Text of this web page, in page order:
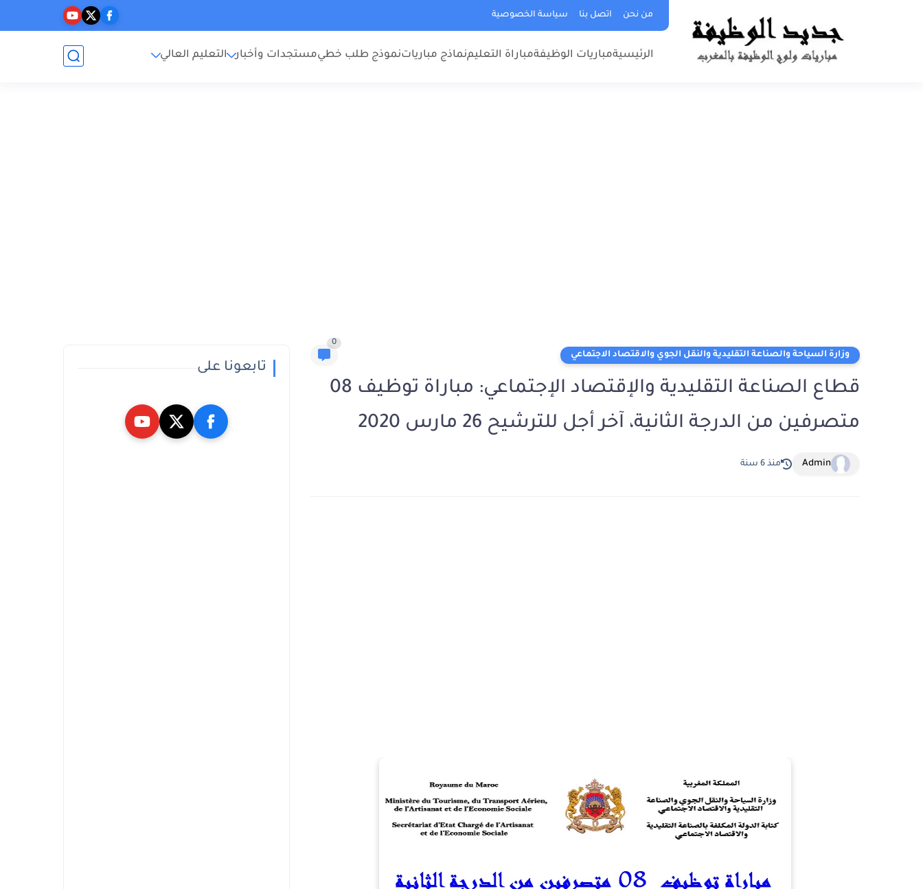
من نحن اتصل بنا سياسة الخصوصية
الرئيسيةمباريات الوظيفةمباراة التعليمنماذج مبارياتنموذج طلب خطيمستجدات وأخبار التعليم العالي
وزارة السياحة والصناعة التقليدية والنقل الجوي والاقتصاد الاجتماعي
0
قطاع الصناعة التقليدية والإقتصاد الإجتماعي: مباراة توظيف 08
متصرفين من الدرجة الثانية، آخر أجل للترشيح 26 مارس 2020
Admin منذ 6 سنة
تابعونا على